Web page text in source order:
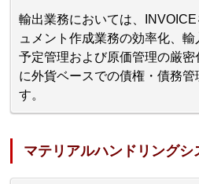
輸出業務においては、
ュメント作成業務の効率化、
予定管理および原価管理の厳
に外貨ベースでの債権・債務管
す。
マテリアルハンドリングシ